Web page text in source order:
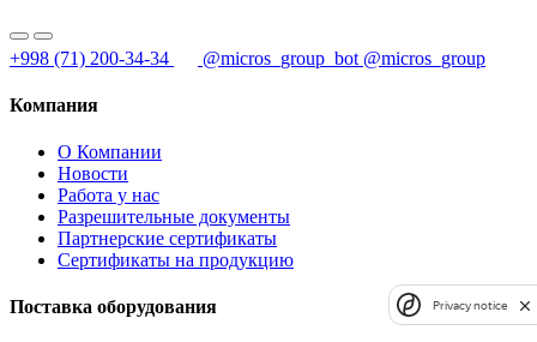
+998 (71) 200-34-34 @micros_group_bot @micros_group
Компания
О Компании
Новости
Работа у нас
Разрешительные документы
Партнерские сертификаты
Сертификаты на продукцию
Поставка оборудования Privacy notice